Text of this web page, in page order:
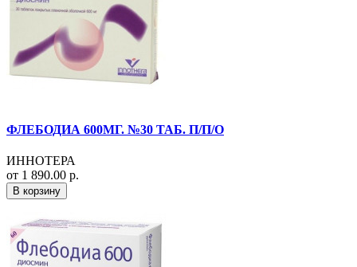
ФЛЕБОДИА 600МГ. №30 ТАБ. П/П/О
ИННОТЕРА
от 1 890.00 р.
В корзину